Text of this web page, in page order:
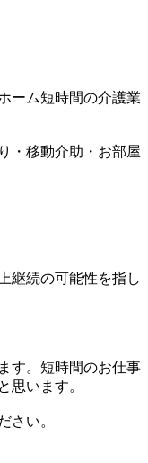
ーム短時間の介護業
・移動介助・お部屋
継続の可能性を指し
す。短時間のお仕事
思います。
さい。